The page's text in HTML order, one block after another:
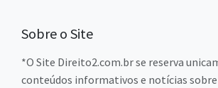
Sobre o Site
*O Site Direito2.com.br se reserva
conteúdos informativos e notícias